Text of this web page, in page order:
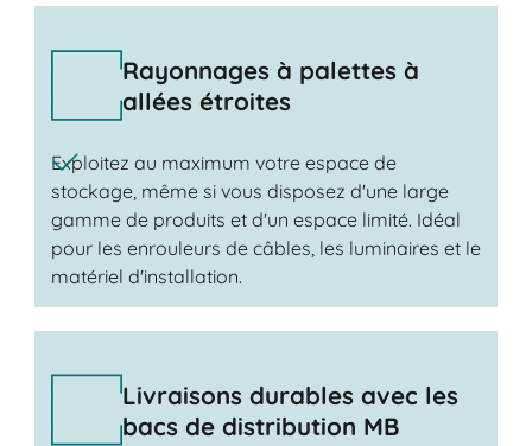
Rayonnages à palettes à
allées étroites
Exploitez au maximum votre espace de
stockage, même si vous disposez d'une large
gamme de produits et d'un espace limité. Idéal
pour les enrouleurs de câbles, les luminaires et le
matériel d'installation.
Livraisons durables avec les
bacs de distribution MB